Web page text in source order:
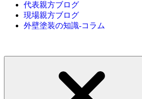
代表親方ブログ
現場親方ブログ
外壁塗装の知識-コラム